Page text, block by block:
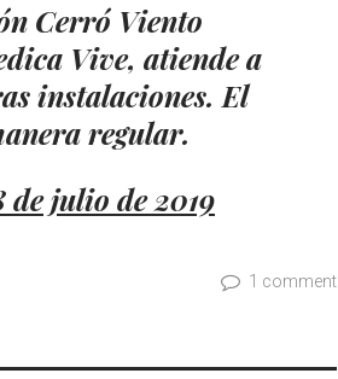
Cerró Viento
Vive, atiende a
instalaciones. El
regular.
de julio de 2019
1 comment